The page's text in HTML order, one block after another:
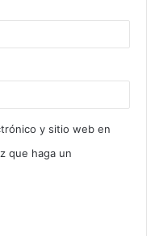
y sitio web en
que haga un